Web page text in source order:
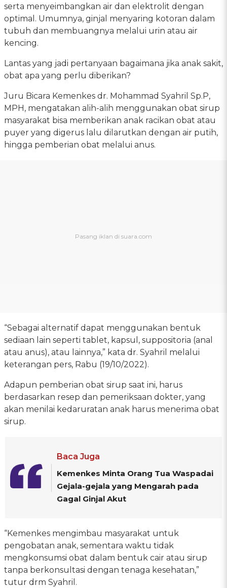
serta menyeimbangkan air dan elektrolit dengan
optimal. Umumnya, ginjal menyaring kotoran dalam
tubuh dan membuangnya melalui urin atau air
kencing.
Lantas yang jadi pertanyaan bagaimana jika anak sakit,
obat apa yang perlu diberikan?
Juru Bicara Kemenkes dr. Mohammad Syahril Sp.P,
MPH, mengatakan alih-alih menggunakan obat sirup
masyarakat bisa memberikan anak racikan obat atau
puyer yang digerus lalu dilarutkan dengan air putih,
hingga pemberian obat melalui anus.
“Sebagai alternatif dapat menggunakan bentuk
sediaan lain seperti tablet, kapsul, suppositoria (anal
atau anus), atau lainnya,” kata dr. Syahril melalui
keterangan pers, Rabu (19/10/2022).
Adapun pemberian obat sirup saat ini, harus
berdasarkan resep dan pemeriksaan dokter, yang
akan menilai kedaruratan anak harus menerima obat
sirup.
Baca Juga
Kemenkes Minta Orang Tua Waspadai
Gejala-gejala yang Mengarah pada
Gagal Ginjal Akut
“Kemenkes mengimbau masyarakat untuk
pengobatan anak, sementara waktu tidak
mengkonsumsi obat dalam bentuk cair atau sirup
tanpa berkonsultasi dengan tenaga kesehatan,”
tutur drm Syahril.